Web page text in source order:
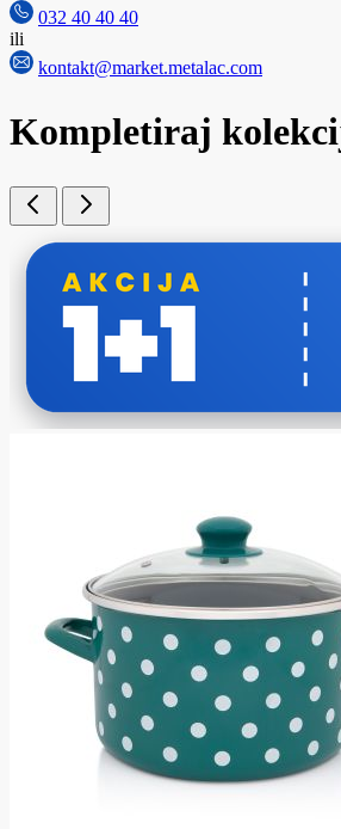
032 40 40 40
ili
kontakt@market.metalac.com
Kompletiraj